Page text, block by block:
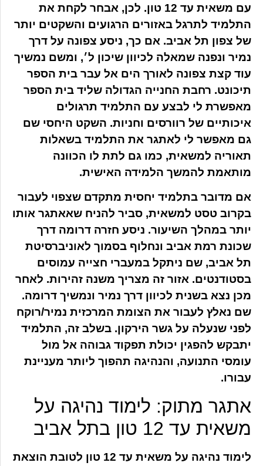
עם משאית עד 12 טון. לכן, אבחר לקחת את
התלמיד לתרגל באזורים הרגועים והשקטים יותר
של צפון תל אביב. אם כך, ניסע צפונה על דרך
נמיר ונפנה שמאלה לכיוון שיכון ל׳, ומשם נמשיך
עוד קצת צפונה לאורך הים אל עבר בית הספר
תיכונט. רחבת החנייה הגדולה שליד בית הספר
מאפשרת לי לבצע עם התלמיד תרגולים
איכותיים של רוורסים וחניות. השקט היחסי שם
גם מאפשר לי לאתגר את התלמיד בשאלות
תאוריה למשאית, כמו גם לתת לו הכוונה
מותאמת להמשך הלמידה האישית.
אם מדובר בתלמיד יחסית מתקדם שצפוי לעבור
בקרוב טסט למשאית, סביר להניח שאאתגר אותו
יותר במהלך השיעור. ניסע חזרה דרומה דרך
שכונת רמת אביב ונחלוף בסמוך לאוניברסיטת
תל אביב, שם ניתקל במעברי חצייה עמוסים
בסטודנטים. אזור זה מצריך משנה זהירות. לאחר
מכן נצא בשנית לכיוון דרך נמיר ונמשיך דרומה.
שם נאלץ לעבור את הצומת המרכזית נמיר/רוקח
לפני שנעלה על גשר הירקון. בשלב זה, התלמיד
יתבקש להפגין יכולת תפקוד גבוהה אל מול
עומסי התנועה, והנהיגה תהפוך ליותר מעניינת
עבורו.
אתגר מתוק: לימוד נהיגה על
משאית עד 12 טון בתל אביב
לימוד נהיגה על משאית עד 12 טון לטובת הוצאת